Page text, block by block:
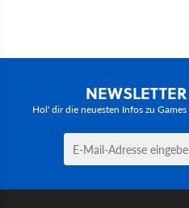
Hol' dir die neuesten Infos zu